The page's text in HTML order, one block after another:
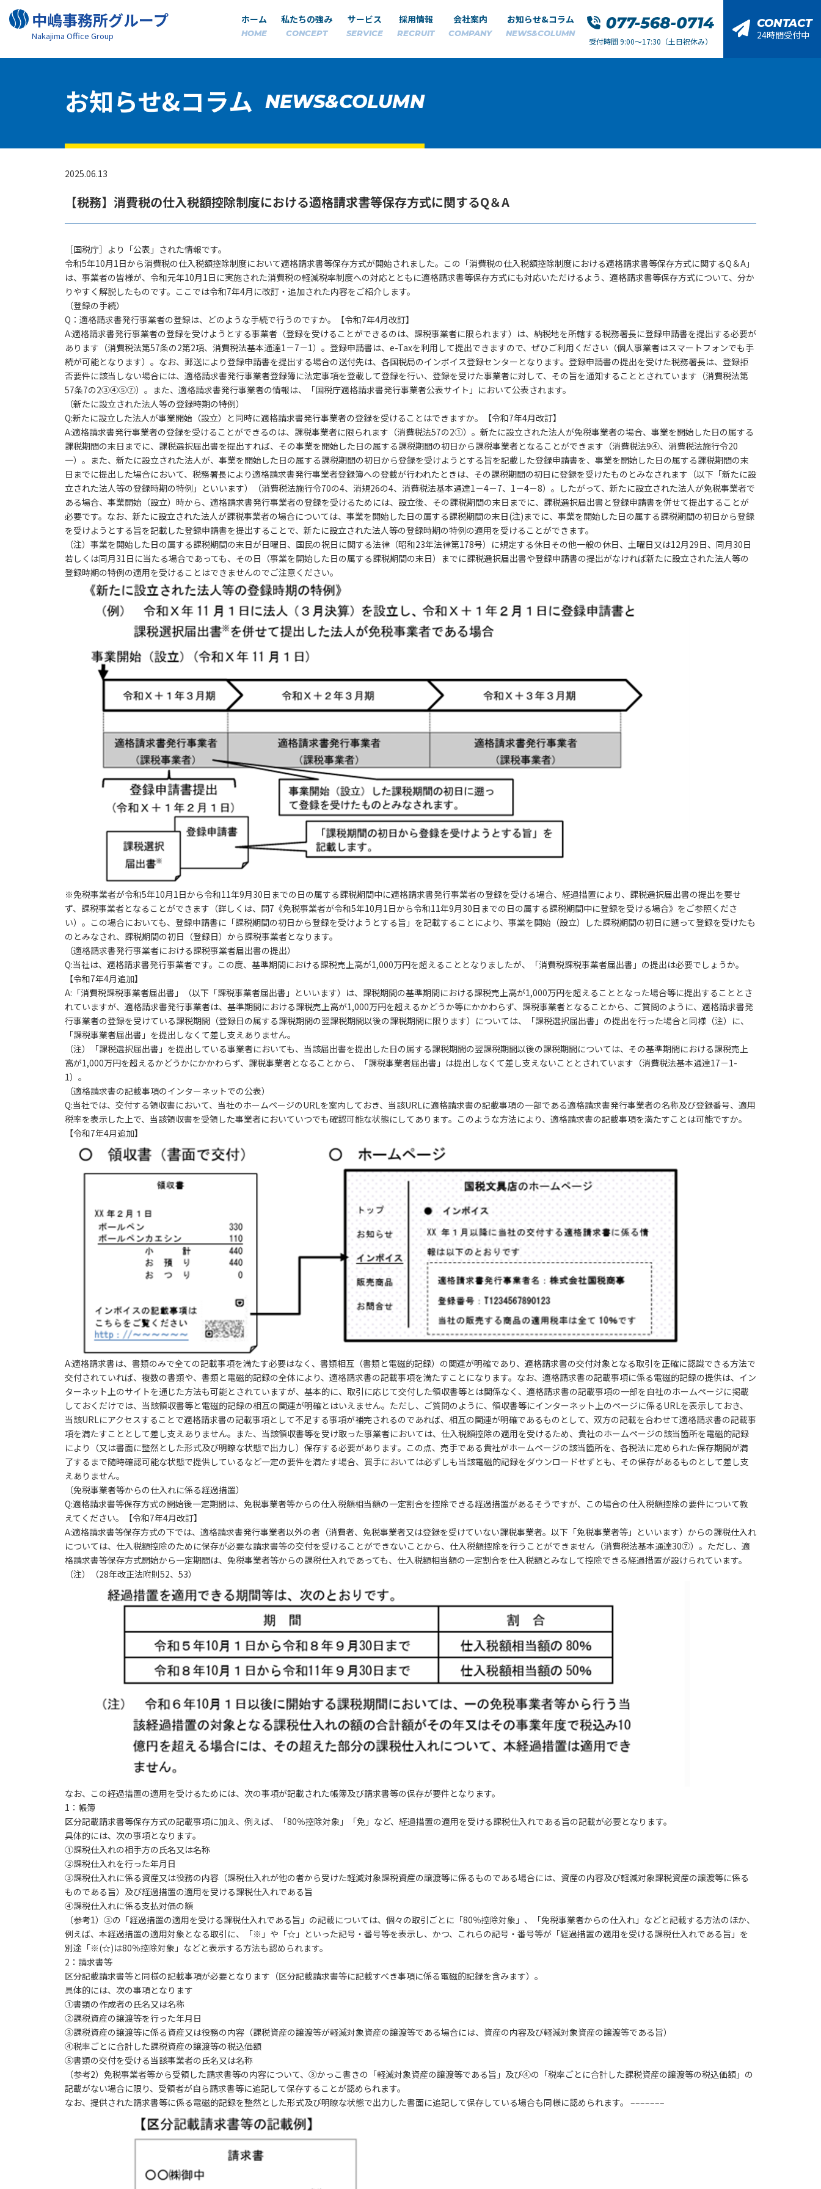
中嶋事務所グループ
Nakajima Oﬃce Group
ホーム
HOME
私たちの強み
CONCEPT
サービス
SERVICE
採用情報
RECRUIT
会社案内
COMPANY
お知らせ&コラム
NEWS&COLUMN
受付時間 9:00～17:30（土日祝休み）
CONTACT
24時間受付中
お知らせ&コラム NEWS&COLUMN
2025.06.13
【税務】消費税の仕入税額控除制度における適格請求書等保存方式に関するQ＆A
［国税庁］より「公表」された情報です。
令和5年10月1日から消費税の仕入税額控除制度において適格請求書等保存方式が開始されました。この「消費税の仕入税額控除制度における適格請求書等保存方式に関するQ＆A」
は、事業者の皆様が、令和元年10月1日に実施された消費税の軽減税率制度への対応とともに適格請求書等保存方式にも対応いただけるよう、適格請求書等保存方式について、分か
りやすく解説したものです。ここでは令和7年4月に改訂・追加された内容をご紹介します。
（登録の手続）
Q：適格請求書発行事業者の登録は、どのような手続で行うのですか。【令和7年4月改訂】
A:適格請求書発行事業者の登録を受けようとする事業者（登録を受けることができるのは、課税事業者に限られます）は、納税地を所轄する税務署長に登録申請書を提出する必要が
あります（消費税法第57条の2第2項、消費税法基本通達1－7－1）。登録申請書は、e-Taxを利用して提出できますので、ぜひご利用ください（個人事業者はスマートフォンでも手
続が可能となります）。なお、郵送により登録申請書を提出する場合の送付先は、各国税局のインボイス登録センターとなります。登録申請書の提出を受けた税務署長は、登録拒
否要件に該当しない場合には、適格請求書発行事業者登録簿に法定事項を登載して登録を行い、登録を受けた事業者に対して、その旨を通知することとされています（消費税法第
57条7の2③④⑤⑦）。また、適格請求書発行事業者の情報は、「国税庁適格請求書発行事業者公表サイト」において公表されます。
（新たに設立された法人等の登録時期の特例）
Q:新たに設立した法人が事業開始（設立）と同時に適格請求書発行事業者の登録を受けることはできますか。【令和7年4月改訂】
A:適格請求書発行事業者の登録を受けることができるのは、課税事業者に限られます（消費税法57の2①）。新たに設立された法人が免税事業者の場合、事業を開始した日の属する
課税期間の末日までに、課税選択届出書を提出すれば、その事業を開始した日の属する課税期間の初日から課税事業者となることができます（消費税法9④、消費税法施行令20
一）。また、新たに設立された法人が、事業を開始した日の属する課税期間の初日から登録を受けようとする旨を記載した登録申請書を、事業を開始した日の属する課税期間の末
日までに提出した場合において、税務署長により適格請求書発行事業者登録簿への登載が行われたときは、その課税期間の初日に登録を受けたものとみなされます（以下「新たに設
立された法人等の登録時期の特例」といいます）（消費税法施行令70の4、消規26の4、消費税法基本通達1－4－7、1－4－8）。したがって、新たに設立された法人が免税事業者で
ある場合、事業開始（設立）時から、適格請求書発行事業者の登録を受けるためには、設立後、その課税期間の末日までに、課税選択届出書と登録申請書を併せて提出することが
必要です。なお、新たに設立された法人が課税事業者の場合については、事業を開始した日の属する課税期間の末日(注)までに、事業を開始した日の属する課税期間の初日から登録
を受けようとする旨を記載した登録申請書を提出することで、新たに設立された法人等の登録時期の特例の適用を受けることができます。
（注）事業を開始した日の属する課税期間の末日が日曜日、国民の祝日に関する法律（昭和23年法律第178号）に規定する休日その他一般の休日、土曜日又は12月29日、同月30日
若しくは同月31日に当たる場合であっても、その日（事業を開始した日の属する課税期間の末日）までに課税選択届出書や登録申請書の提出がなければ新たに設立された法人等の
登録時期の特例の適用を受けることはできませんのでご注意ください。
※免税事業者が令和5年10月1日から令和11年9月30日までの日の属する課税期間中に適格請求書発行事業者の登録を受ける場合、経過措置により、課税選択届出書の提出を要せ
ず、課税事業者となることができます（詳しくは、問7《免税事業者が令和5年10月1日から令和11年9月30日までの日の属する課税期間中に登録を受ける場合》をご参照くださ
い）。この場合においても、登録申請書に「課税期間の初日から登録を受けようとする旨」を記載することにより、事業を開始（設立）した課税期間の初日に遡って登録を受けたも
のとみなされ、課税期間の初日（登録日）から課税事業者となります。
（適格請求書発行事業者における課税事業者届出書の提出）
Q:当社は、適格請求書発行事業者です。この度、基準期間における課税売上高が1,000万円を超えることとなりましたが、「消費税課税事業者届出書」の提出は必要でしょうか。
【令和7年4月追加】
A:「消費税課税事業者届出書」（以下「課税事業者届出書」といいます）は、課税期間の基準期間における課税売上高が1,000万円を超えることとなった場合等に提出することとさ
れていますが、適格請求書発行事業者は、基準期間における課税売上高が1,000万円を超えるかどうか等にかかわらず、課税事業者となることから、ご質問のように、適格請求書発
行事業者の登録を受けている課税期間（登録日の属する課税期間の翌課税期間以後の課税期間に限ります）については、「課税選択届出書」の提出を行った場合と同様（注）に、
「課税事業者届出書」を提出しなくて差し支えありません。
（注）「課税選択届出書」を提出している事業者においても、当該届出書を提出した日の属する課税期間の翌課税期間以後の課税期間については、その基準期間における課税売上
高が1,000万円を超えるかどうかにかかわらず、課税事業者となることから、「課税事業者届出書」は提出しなくて差し支えないこととされています（消費税法基本通達17－1-
1）。
（適格請求書の記載事項のインターネットでの公表）
Q:当社では、交付する領収書において、当社のホームページのURLを案内しておき、当該URLに適格請求書の記載事項の一部である適格請求書発行事業者の名称及び登録番号、適用
税率を表示した上で、当該領収書を受領した事業者においていつでも確認可能な状態にしてあります。このような方法により、適格請求書の記載事項を満たすことは可能ですか。
【令和7年4月追加】
A:適格請求書は、書類のみで全ての記載事項を満たす必要はなく、書類相互（書類と電磁的記録）の関連が明確であり、適格請求書の交付対象となる取引を正確に認識できる方法で
交付されていれば、複数の書類や、書類と電磁的記録の全体により、適格請求書の記載事項を満たすことになります。なお、適格請求書の記載事項に係る電磁的記録の提供は、イン
ターネット上のサイトを通じた方法も可能とされていますが、基本的に、取引に応じて交付した領収書等とは関係なく、適格請求書の記載事項の一部を自社のホームページに掲載
しておくだけでは、当該領収書等と電磁的記録の相互の関連が明確とはいえません。ただし、ご質問のように、領収書等にインターネット上のページに係るURLを表示しておき、
当該URLにアクセスすることで適格請求書の記載事項として不足する事項が補完されるのであれば、相互の関連が明確であるものとして、双方の記載を合わせて適格請求書の記載事
項を満たすこととして差し支えありません。また、当該領収書等を受け取った事業者においては、仕入税額控除の適用を受けるため、貴社のホームページの該当箇所を電磁的記録
により（又は書面に整然とした形式及び明瞭な状態で出力し）保存する必要があります。この点、売手である貴社がホームページの該当箇所を、各税法に定められた保存期間が満
了するまで随時確認可能な状態で提供しているなど一定の要件を満たす場合、買手においては必ずしも当該電磁的記録をダウンロードせずとも、その保存があるものとして差し支
えありません。
（免税事業者等からの仕入れに係る経過措置）
Q:適格請求書等保存方式の開始後一定期間は、免税事業者等からの仕入税額相当額の一定割合を控除できる経過措置があるそうですが、この場合の仕入税額控除の要件について教
えてください。【令和7年4月改訂】
A:適格請求書等保存方式の下では、適格請求書発行事業者以外の者（消費者、免税事業者又は登録を受けていない課税事業者。以下「免税事業者等」といいます）からの課税仕入れ
については、仕入税額控除のために保存が必要な請求書等の交付を受けることができないことから、仕入税額控除を行うことができません（消費税法基本通達30⑦）。ただし、適
格請求書等保存方式開始から一定期間は、免税事業者等からの課税仕入れであっても、仕入税額相当額の一定割合を仕入税額とみなして控除できる経過措置が設けられています。
（注）（28年改正法附則52、53）
なお、この経過措置の適用を受けるためには、次の事項が記載された帳簿及び請求書等の保存が要件となります。
1 ：帳簿
区分記載請求書等保存方式の記載事項に加え、例えば、「80％控除対象」「免」など、経過措置の適用を受ける課税仕入れである旨の記載が必要となります。
具体的には、次の事項となります。
①課税仕入れの相手方の氏名又は名称
②課税仕入れを行った年月日
③課税仕入れに係る資産又は役務の内容（課税仕入れが他の者から受けた軽減対象課税資産の譲渡等に係るものである場合には、資産の内容及び軽減対象課税資産の譲渡等に係る
ものである旨）及び経過措置の適用を受ける課税仕入れである旨
④課税仕入れに係る支払対価の額
（参考1）③の「経過措置の適用を受ける課税仕入れである旨」の記載については、個々の取引ごとに「80％控除対象」、「免税事業者からの仕入れ」などと記載する方法のほか、
例えば、本経過措置の適用対象となる取引に、「※」や「☆」といった記号・番号等を表示し、かつ、これらの記号・番号等が「経過措置の適用を受ける課税仕入れである旨」を
別途「※(☆)は80％控除対象」などと表示する方法も認められます。
2 ：請求書等
区分記載請求書等と同様の記載事項が必要となります（区分記載請求書等に記載すべき事項に係る電磁的記録を含みます）。
具体的には、次の事項となります
①書類の作成者の氏名又は名称
②課税資産の譲渡等を行った年月日
③課税資産の譲渡等に係る資産又は役務の内容（課税資産の譲渡等が軽減対象資産の譲渡等である場合には、資産の内容及び軽減対象資産の譲渡等である旨）
④税率ごとに合計した課税資産の譲渡等の税込価額
⑤書類の交付を受ける当該事業者の氏名又は名称
（参考2）免税事業者等から受領した請求書等の内容について、③かっこ書きの「軽減対象資産の譲渡等である旨」及び④の「税率ごとに合計した課税資産の譲渡等の税込価額」の
記載がない場合に限り、受領者が自ら請求書等に追記して保存することが認められます。
なお、提供された請求書等に係る電磁的記録を整然とした形式及び明瞭な状態で出力した書面に追記して保存している場合も同様に認められます。 –––––––